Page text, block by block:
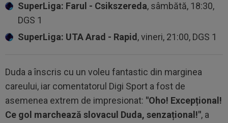
SuperLiga: Farul - Csikszereda, sâmbătă, 18:30,
DGS 1
SuperLiga: UTA Arad - Rapid , vineri, 21:00, DGS 1
Duda a înscris cu un voleu fantastic din marginea
careului, iar comentatorul Digi Sport a fost de
asemenea extrem de impresionat: "Oho! Excepțional!
Ce gol marchează slovacul Duda, senzațional!", a